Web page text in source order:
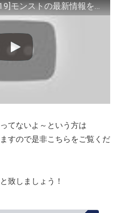
モンストニュース[3/19]モンストの最新情報をお届けします！【モンスト公式】
てないよ～という方は
すので是非こちらをご覧くだ
致しましょう！